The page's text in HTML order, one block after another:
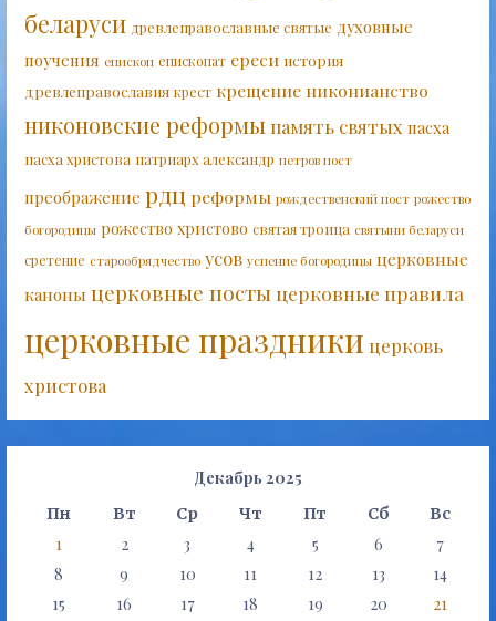
беларуси древлеправославные святые духовные
поучения епископ епископат ереси история
древлеправославия крест крещение никонианство
никоновские реформыпамять святых пасха
пасха христова патриарх александр петров пост
преображение рдц реформы рождественский пост рожество
богородицы рожество христово святая троица святыни беларуси
сретение старообрядчество усов успение богородицы церковные
каноны церковные посты церковные правила
церковные праздникицерковь
христова
Декабрь 2025
Пн Вт Ср Чт Пт Сб Вс
1 2 3 4 5 6
7
8
9 10 11 12 13
14
15
16 17 18 19 20
21